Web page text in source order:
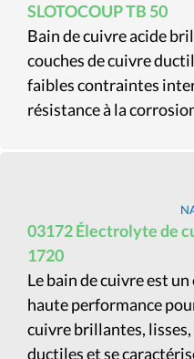
SLOTOCOUP TB 50
Bain de cuivre acide
couches de cuivre
faibles contraintes
résistance à la
03172 Électrolyte de
1720
Le bain de cuivre est
haute performance
cuivre brillantes,
ductiles et se